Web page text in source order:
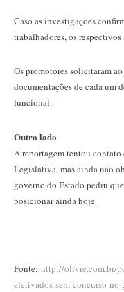
Caso as investigações
trabalhadores, os
Os promotores solicitaram
documentações de cada um
funcional.
Outro lado
A reportagem tentou contato
Legislativa, mas ainda não
governo do Estado pediu
posicionar ainda hoje.
Fonte: http://olivre.com.br/
efetivados-sem-concurso-